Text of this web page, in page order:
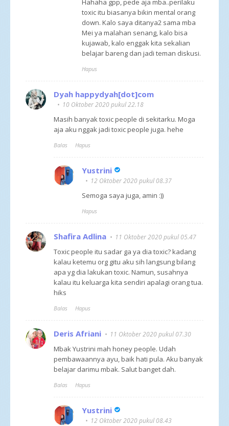
Hahaha gpp, pede aja mba..perilaku
toxic itu biasanya bikin mental orang
down. Kalo saya ditanya2 sama mba
Mei ya malahan senang, kalo bisa
kujawab, kalo enggak kita sekalian
belajar bareng dan jadi teman diskusi.
Hapus
Dyah happydyah[dot]com
10 Oktober 2020 pukul 22.18
Masih banyak toxic people di sekitarku. Moga
aja aku nggak jadi toxic people juga. hehe
Balas Hapus
Yustrini
12 Oktober 2020 pukul 08.37
Semoga saya juga, amin :))
Hapus
Shafira Adlina 11 Oktober 2020 pukul 05.47
Toxic people itu sadar ga ya dia toxic? kadang
kalau ketemu org gitu aku sih langsung bilang
apa yg dia lakukan toxic. Namun, susahnya
kalau itu keluarga kita sendiri apalagi orang tua.
hiks
Balas Hapus
Deris Afriani 11 Oktober 2020 pukul 07.30
Mbak Yustrini mah honey people. Udah
pembawaannya ayu, baik hati pula. Aku banyak
belajar darimu mbak. Salut banget dah.
Balas Hapus
Yustrini
12 Oktober 2020 pukul 08.43